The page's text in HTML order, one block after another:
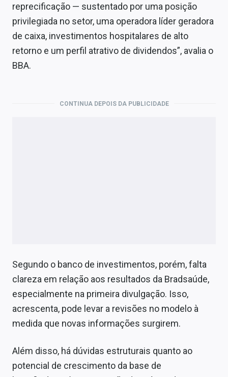
reprecificação — sustentado por uma posição
privilegiada no setor, uma operadora líder geradora
de caixa, investimentos hospitalares de alto
retorno e um perfil atrativo de dividendos”, avalia o
BBA.
CONTINUA DEPOIS DA PUBLICIDADE
Segundo o banco de investimentos, porém, falta
clareza em relação aos resultados da Bradsaúde,
especialmente na primeira divulgação. Isso,
acrescenta, pode levar a revisões no modelo à
medida que novas informações surgirem.
Além disso, há dúvidas estruturais quanto ao
potencial de crescimento da base de